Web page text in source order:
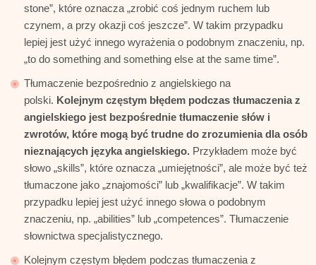
stone”, które oznacza „zrobić coś jednym ruchem lub
czynem, a przy okazji coś jeszcze”. W takim przypadku
lepiej jest użyć innego wyrażenia o podobnym znaczeniu, np.
„to do something and something else at the same time”.
Tłumaczenie bezpośrednio z angielskiego na
polski. Kolejnym częstym błędem podczas tłumaczenia z
angielskiego jest bezpośrednie tłumaczenie słów i
zwrotów, które mogą być trudne do zrozumienia dla osób
nieznających języka angielskiego. Przykładem może być
słowo „skills”, które oznacza „umiejętności”, ale może być też
tłumaczone jako „znajomości” lub „kwalifikacje”. W takim
przypadku lepiej jest użyć innego słowa o podobnym
znaczeniu, np. „abilities” lub „competences”. Tłumaczenie
słownictwa specjalistycznego.
Kolejnym częstym błędem podczas tłumaczenia z